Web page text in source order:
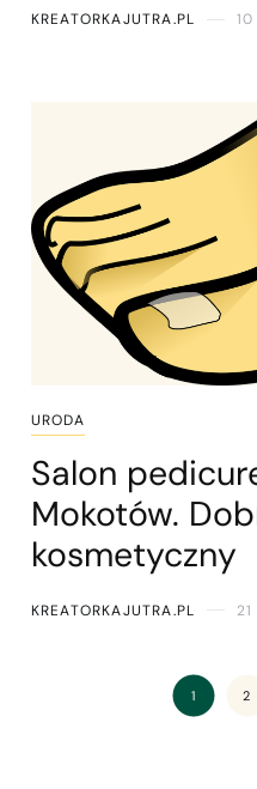
KREATORKAJUTRA.PL
URODA
Salon
Mokotów.
kosmetyczny
KREATORKAJUTRA.PL
1 2